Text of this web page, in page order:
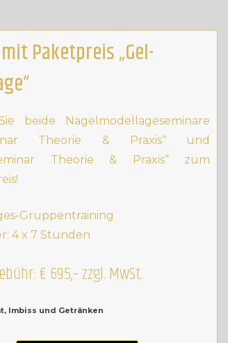
Paketpreis „Gel-
beide Nagelmodellageseminare
Theorie & Praxis“ und
Theorie & Praxis“ zum
Gruppentraining
4 x 7 Stunden
€ 695,– zzgl. MwSt.
Imbiss und Getränken